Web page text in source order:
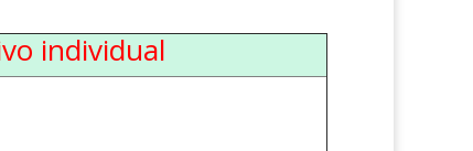
individual